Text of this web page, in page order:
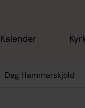
Kalender
Dag Hammarskjöld